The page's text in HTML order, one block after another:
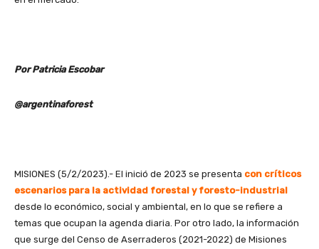
Por Patricia Escobar
@argentinaforest
MISIONES (5/2/2023).- El inició de 2023 se presenta con críticos
escenarios para la actividad forestal y foresto-industrial
desde lo económico, social y ambiental, en lo que se refiere a
temas que ocupan la agenda diaria. Por otro lado, la información
que surge del Censo de Aserraderos (2021-2022) de Misiones